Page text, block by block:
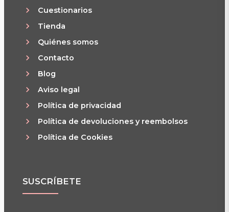
Cuestionarios
Tienda
Quiénes somos
Contacto
Blog
Aviso legal
Política de privacidad
Política de devoluciones y reembolsos
Política de Cookies
SUSCRÍBETE